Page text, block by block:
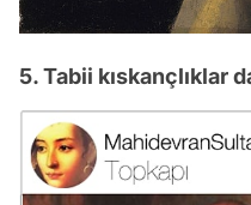
5. Tabii kıskançlıklar